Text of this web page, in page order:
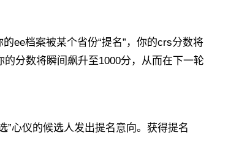
档案被某个省份“提名”，你的crs分数将
分数将瞬间飙升至1000分，从而在下一轮
心仪的候选人发出提名意向。获得提名